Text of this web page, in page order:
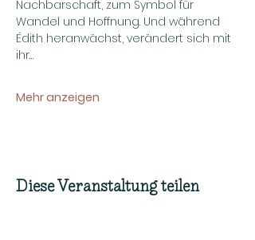
Nachbarschaft, zum Symbol für
Wandel und Hoffnung. Und während
Édith heranwächst, verändert sich mit
ihr…
Mehr anzeigen
Diese Veranstaltung teilen